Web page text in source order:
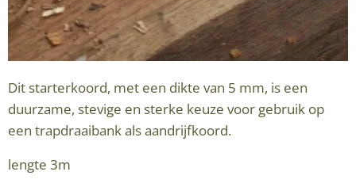
Dit starterkoord, met een dikte van 5 mm, is een
duurzame, stevige en sterke keuze voor gebruik op
een trapdraaibank als aandrijfkoord.
lengte 3m